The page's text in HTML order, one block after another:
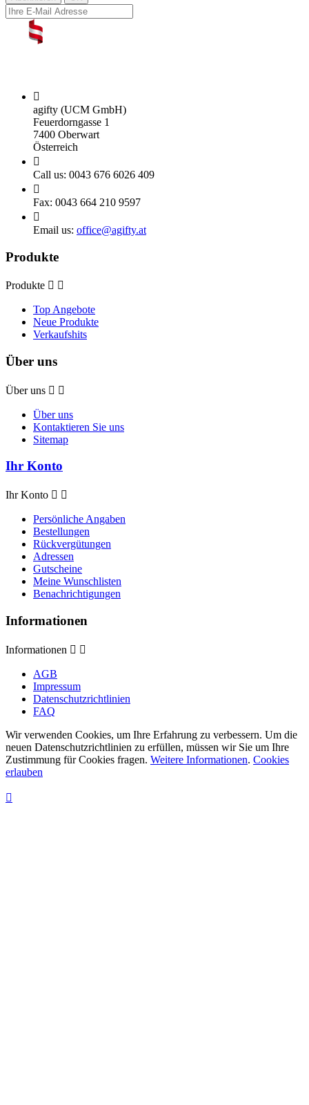

agifty (UCM GmbH)
Feuerdorngasse 1
7400 Oberwart
Österreich

Call us: 0043 676 6026 409

Fax: 0043 664 210 9597

Email us: office@agifty.at
Produkte
Produkte  
Top Angebote
Neue Produkte
Verkaufshits
Über uns
Über uns  
Über uns
Kontaktieren Sie uns
Sitemap
Ihr Konto
Ihr Konto  
Persönliche Angaben
Bestellungen
Rückvergütungen
Adressen
Gutscheine
Meine Wunschlisten
Benachrichtigungen
Informationen
Informationen  
AGB
Impressum
Datenschutzrichtlinien
FAQ
Wir verwenden Cookies, um Ihre Erfahrung zu verbessern. Um die
neuen Datenschutzrichtlinien zu erfüllen, müssen wir Sie um Ihre
Zustimmung für Cookies fragen. Weitere Informationen. Cookies
erlauben
